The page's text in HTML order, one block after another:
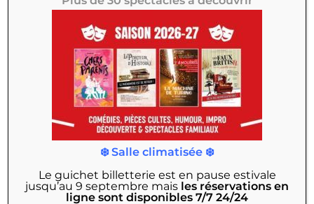
Email
Votre avis
❄️ Salle climatisée ❄️
Le guichet billetterie est en pause estivale
jusqu’au 9 septembre mais les réservations en
ligne sont disponibles 7/7 24/24